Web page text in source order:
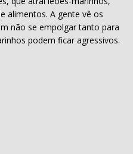
alimentos. A gente vê os
não se empolgar tanto para
podem ficar agressivos.